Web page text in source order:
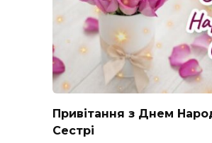
Привітання з Днем
Сестрі